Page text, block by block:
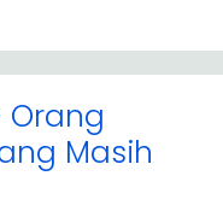
Orang
Masih